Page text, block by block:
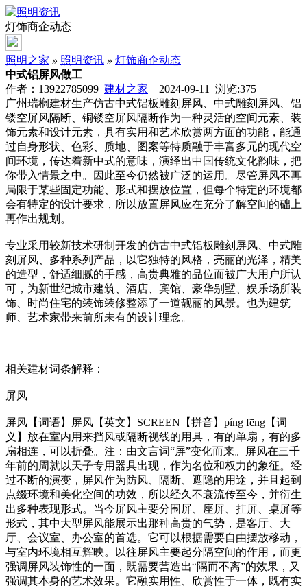
灯饰商企动态
照明之家 » 照明资讯 » 灯饰商企动态
中式铝屏风做工
作者：13922785099 建材之家 2024-09-11 浏览:375
广州瑞榈建材生产仿古中式铝板雕刻屏风、中式雕刻屏风、铝
镂空屏风隔断、铜镂空屏风隔断作为一种灵活的空间元素、装
饰元素和设计元素，具有实用和艺术欣赏两方面的功能，能通
过自身形状、色彩、质地、图案等特质融于丰富多元的现代空
间环境，传达着新中式的意味，演绎出中国传统文化韵味，把
你带入情景之中。因此至今仍然被广泛的运用。尽管屏风不再
局限于某些固定功能、形式和摆放位置，但每个特定的环境都
会有特定的设计要求，所以放置屏风应在充分了解空间的础上
再作出规划。
专业采用较新技术研制开发的仿古中式铝板雕刻屏风、中式雕
刻屏风、多种系列产品，以它独特的风格，亮丽的光泽，精美
的造型，舒适细腻的手感，高贵典雅的品位而被广大用户所认
可，为新世纪城市建筑、酒店、宾馆、豪华别墅、娱乐场所装
饰、时尚住宅的装饰装修整添了一道靓丽的风景。也为建筑
师、艺术家带来前所未有的设计理念。
相关建材词条解释：
屏风
屏风【词语】屏风【英文】SCREEN【拼音】píng fēng【词
义】放在室内用来挡风或隔断视线的用具，有的单扇，有的多
扇相连，可以折叠。注：由文言词“屏”变化而来。屏风在三千
年前的周就以天子专用器具出现，作为名位和权力的象征。经
过不断的演变，屏风作为防风、隔断、遮隐的用途，并且起到
点缀环境和美化空间的功效，所以经久不衰流传至今，并衍生
出多种表现形式。当今屏风主要分围屏、座屏、挂屏、桌屏等
形式，其中大型屏风能展示出那种高贵的气势，是客厅、大
厅、会议室、办公室的首选。它可以根据需要自由摆放移动，
与室内环境相互辉映。以往屏风主要起分隔空间的作用，而更
强调屏风装饰性的一面，既需要营造出“隔而不离”的效果，又
强调其本身的艺术效果。它融实用性、欣赏性于一体，既有实